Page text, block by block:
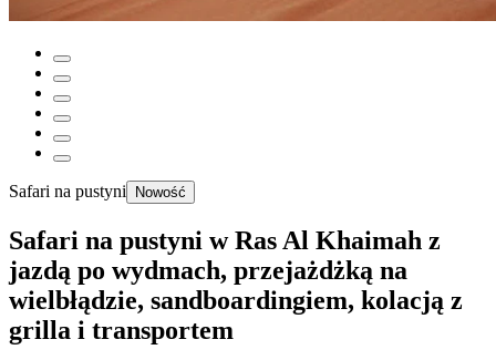
Safari na pustyni Nowość
Safari na pustyni w Ras Al Khaimah z
jazdą po wydmach, przejażdżką na
wielbłądzie, sandboardingiem, kolacją z
grilla i transportem